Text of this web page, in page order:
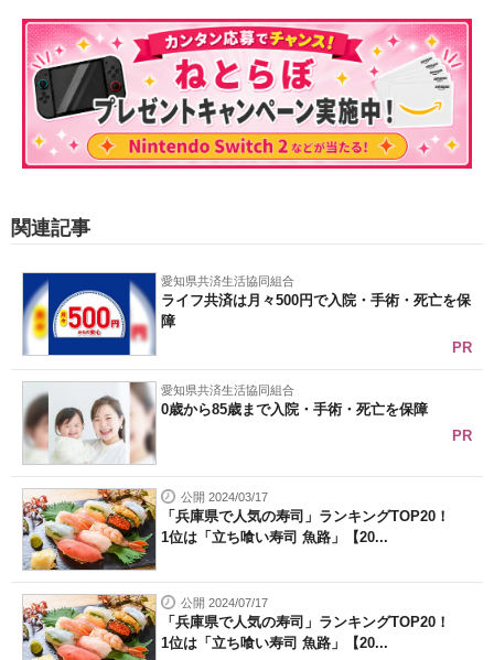
関連記事
愛知県共済生活協同組合
ライフ共済は月々500円で入院・手術・死亡を保
障
PR
愛知県共済生活協同組合
0歳から85歳まで入院・手術・死亡を保障
PR
公開 2024/03/17
「兵庫県で人気の寿司」ランキングTOP20！
1位は「立ち喰い寿司 魚路」【20...
公開 2024/07/17
「兵庫県で人気の寿司」ランキングTOP20！
1位は「立ち喰い寿司 魚路」【20...